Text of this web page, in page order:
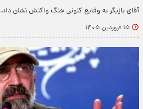
آقای بازیگر به وقایع کنونی جنگ واکنش نشان داد.
۱۵ فروردین ۱۴۰۵